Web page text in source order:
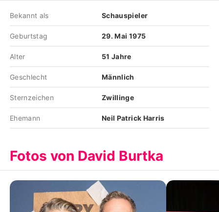
Utiq verwalten
Bekannt als Schauspieler
Geburtstag 29. Mai 1975
Alter 51 Jahre
Geschlecht Männlich
Sternzeichen Zwillinge
Ehemann Neil Patrick Harris
Fotos von David Burtka